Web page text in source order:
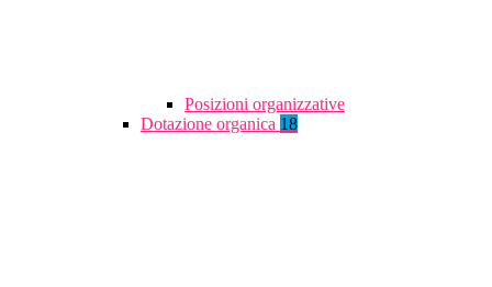
Posizioni organizzative
Dotazione organica 18